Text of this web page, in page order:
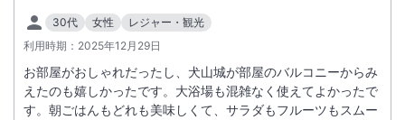
30代 女性
レジャー・観光
利用時期： 2025年12月29日
お部屋がおしゃれだったし、犬山城が部屋のバルコニーからみ
えたのも嬉しかったです。大浴場も混雑なく使えてよかったで
す。朝ごはんもどれも美味しくて、サラダもフルーツもスムー